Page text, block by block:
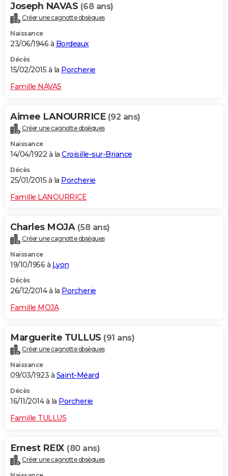
Joseph NAVAS (68 ans)
Créer une cagnotte obsèques
Naissance
23/06/1946 à Bordeaux
Décès
15/02/2015 à la Porcherie
Famille NAVAS
Aimee LANOURRICE (92 ans)
Créer une cagnotte obsèques
Naissance
14/04/1922 à la Croisille-sur-Briance
Décès
25/01/2015 à la Porcherie
Famille LANOURRICE
Charles MOJA (58 ans)
Créer une cagnotte obsèques
Naissance
19/10/1956 à Lyon
Décès
26/12/2014 à la Porcherie
Famille MOJA
Marguerite TULLUS (91 ans)
Créer une cagnotte obsèques
Naissance
09/03/1923 à Saint-Méard
Décès
16/11/2014 à la Porcherie
Famille TULLUS
Ernest REIX (80 ans)
Créer une cagnotte obsèques